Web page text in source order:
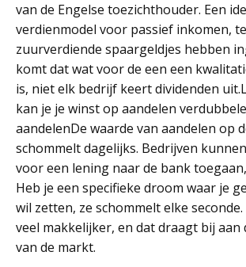
van de Engelse toezichthouder. Een
verdienmodel voor passief inkomen,
zuurverdiende spaargeldjes hebben
komt dat wat voor de een een
is, niet elk bedrijf keert dividenden
kan je je winst op aandelen
aandelenDe waarde van aandelen op
schommelt dagelijks. Bedrijven
voor een lening naar de bank
Heb je een specifieke droom waar je
wil zetten, ze schommelt elke
veel makkelijker, en dat draagt bij aan
van de markt.